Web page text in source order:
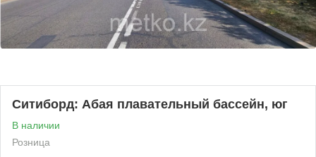
Ситиборд: Абая плавательный бассейн, юг
В наличии
Розница